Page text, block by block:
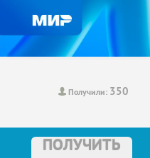
Получили: 350
ПОЛУЧИТЬ